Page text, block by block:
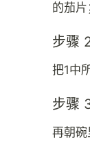
的茄
步骤
把1中
步骤
再朝碗